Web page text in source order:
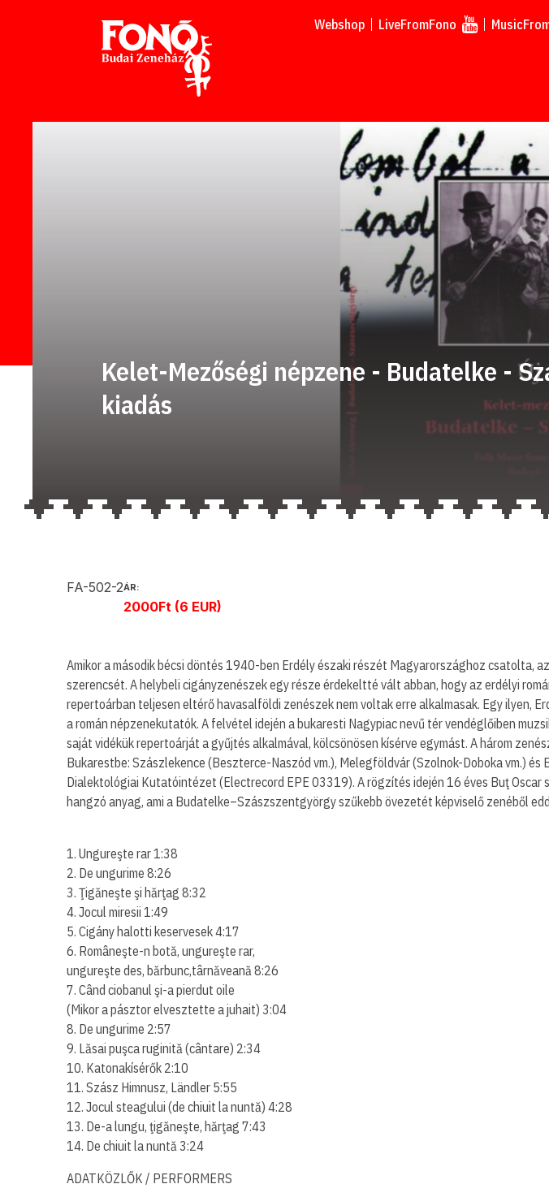
Tovább a tartalomhoz Webshop LiveFromFono
Kelet-Mezőségi népzene - Budatelke -
kiadás
FA-502-2ÁR:
2000Ft (6 EUR)
Amikor a második bécsi döntés 1940-ben Erdély északi részét Magyarországhoz csatolta,
szerencsét. A helybeli cigányzenészek egy része érdekeltté vált abban, hogy az erdélyi
repertoárban teljesen eltérő havasalföldi zenészek nem voltak erre alkalmasak. Egy
a román népzenekutatók. A felvétel idején a bukaresti Nagypiac nevű tér vendéglőiben
saját vidékük repertoárját a gyűjtés alkalmával, kölcsönösen kísérve egymást. A három
Bukarestbe: Szászlekence (Beszterce-Naszód vm.), Melegföldvár (Szolnok-Doboka vm.)
Dialektológiai Kutatóintézet (Electrecord EPE 03319). A rögzítés idején 16 éves Buţ
hangzó anyag, ami a Budatelke–Szászszentgyörgy szűkebb övezetét képviselő zenéből
1. Ungureşte rar 1:38
2. De ungurime 8:26
3. Ţigăneşte şi hărţag 8:32
4. Jocul miresii 1:49
5. Cigány halotti keservesek 4:17
6. Româneşte-n botă, ungureşte rar,
ungureşte des, bărbunc,târnăveană 8:26
7. Când ciobanul şi-a pierdut oile
(Mikor a pásztor elvesztette a juhait) 3:04
8. De ungurime 2:57
9. Lăsai puşca ruginită (cântare) 2:34
10. Katonakísérők 2:10
11. Szász Himnusz, Ländler 5:55
12. Jocul steagului (de chiuit la nuntă) 4:28
13. De-a lungu, ţigăneşte, hărţag 7:43
14. De chiuit la nuntă 3:24
ADATKÖZLŐK / PERFORMERS